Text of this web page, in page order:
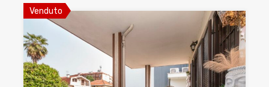
Venduto